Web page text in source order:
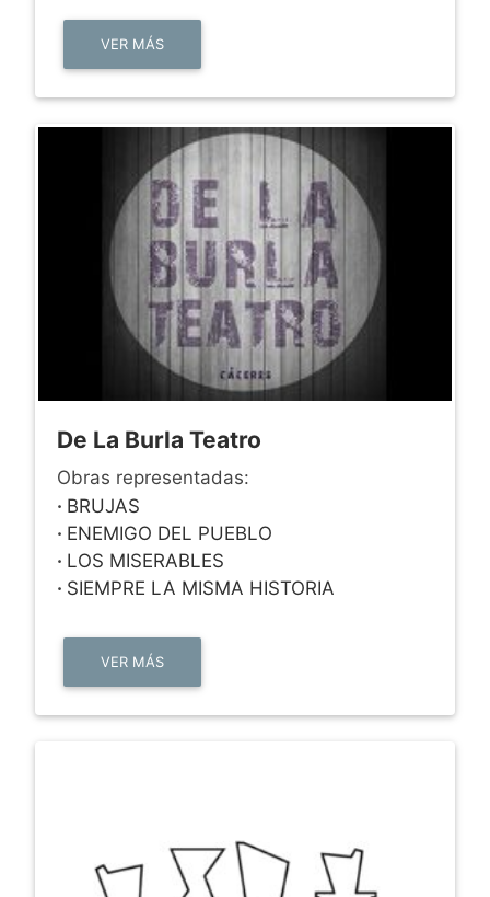
VER MÁS
De La Burla Teatro
Obras representadas:
· BRUJAS
· ENEMIGO DEL PUEBLO
· LOS MISERABLES
· SIEMPRE LA MISMA HISTORIA
VER MÁS